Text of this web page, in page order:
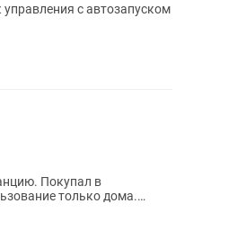
с автозапуском
Покупал в
только дома.